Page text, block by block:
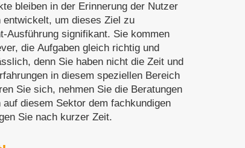
bleiben in der Erinnerung der Nutzer
entwickelt, um dieses Ziel zu
Ausführung signifikant. Sie kommen
die Aufgaben gleich richtig und
denn Sie haben nicht die Zeit und
in diesem speziellen Bereich
Sie sich, nehmen Sie die Beratungen
diesem Sektor dem fachkundigen
Sie nach kurzer Zeit.